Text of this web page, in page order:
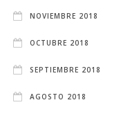
NOVIEMBRE 2018
OCTUBRE 2018
SEPTIEMBRE 2018
AGOSTO 2018